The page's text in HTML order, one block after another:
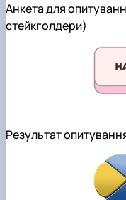
Анкета для
стейкголдери)
Результат